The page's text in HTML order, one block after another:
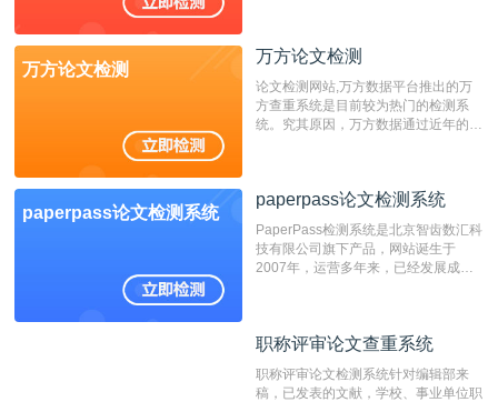
万方论文检测
万方论文检测
论文检测网站,万方数据平台推出的万
方查重系统是目前较为热门的检测系
统。究其原因，万方数据通过近年的发
非。其次，相对于知网而言，万方检测
重的推荐系统。
paperpass论文检测系统
paperpass论文检测系统
PaperPass检测系统是北京智齿数汇科
技有限公司旗下产品，网站诞生于
2007年，运营多年来，已经发展成为
检测速度快、精度高，市场反映良好。
职称评审论文查重系统
职称评审论文检测系统针对编辑部来
稿，已发表的文献，学校、事业单位职